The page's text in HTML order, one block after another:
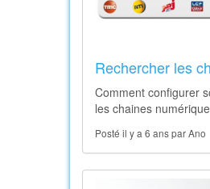
Rechercher les
Comment configurer
les chaines
Posté il y a 6 ans par Ano